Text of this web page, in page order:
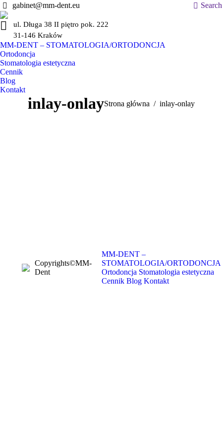
gabinet@mm-dent.eu Szukaj:
Search
ul. Długa 38 II piętro pok. 222
31-146 Kraków
MM-DENT – STOMATOLOGIA/ORTODONCJA
Ortodoncja
Stomatologia estetyczna
Cennik
Blog
Kontakt
inlay-onlayJesteś tutaj:
Strona główna inlay-onlay
Copyrights©MM-
Dent
MM-DENT –
STOMATOLOGIA/ORTODONCJA
Ortodoncja Stomatologia estetyczna
Cennik Blog Kontakt